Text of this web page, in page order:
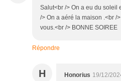
Salut<br /> On a eu du soleil
/> On a aéré la maison .<br /
vous.<br /> BONNE SOIREE
Répondre
H Honorius 19/12/